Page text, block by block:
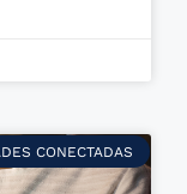
CONECTADAS